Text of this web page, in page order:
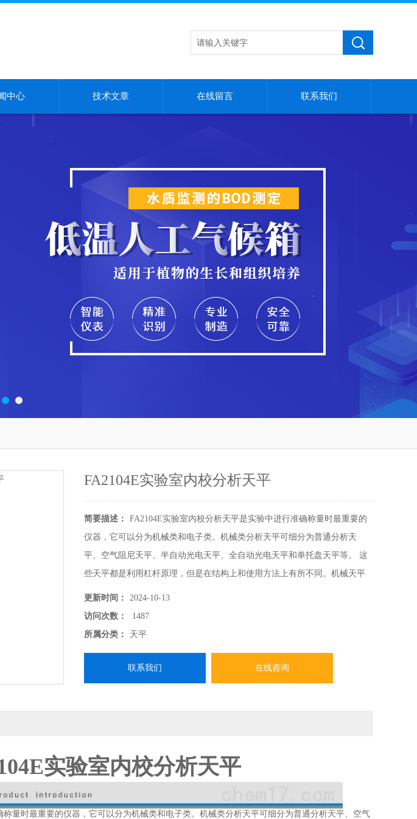
中心 技术文章 在线留言 联系我们
FA2104E实验室内校分析天平
简要描述：
FA2104E实验室内校分析天平是实验中进行准确称量时最重要的
仪器，它可以分为机械类和电子类。机械类分析天平可细分为普通分析天
平、空气阻尼天平、半自动光电天平、全自动光电天平和单托盘天平等。 这
些天平都是利用杠杆原理，但是在结构上和使用方法上有所不同。机械天平
能够满足一般定量分析的准确度要求，灵敏度为0.1 mg。此类天平的优点是结
构直观，但是天平零件复杂，操作要求高目且费时。
更新时间：
2024-10-13
访问次数：
1487
所属分类：
天平
联系我们 在线咨询
实验室内校分析天平
称量时最重要的仪器，它可以分为机械类和电子类。机械类分析天平可细分为普通分析天平、空气